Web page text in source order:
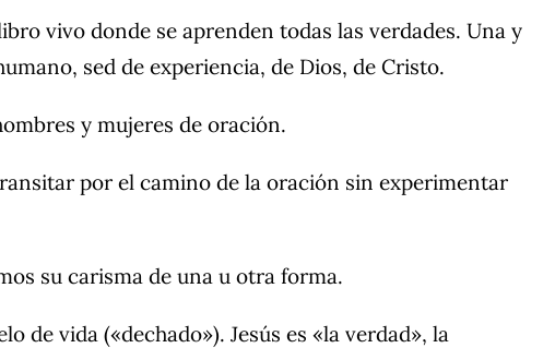
vivo donde se aprenden todas las verdades. Una y
sed de experiencia, de Dios, de Cristo.
y mujeres de oración.
por el camino de la oración sin experimentar
su carisma de una u otra forma.
de vida («dechado»). Jesús es «la verdad», la